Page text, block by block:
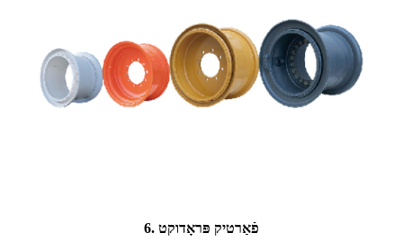
6. פֿאַרטיק פּראָדוקט